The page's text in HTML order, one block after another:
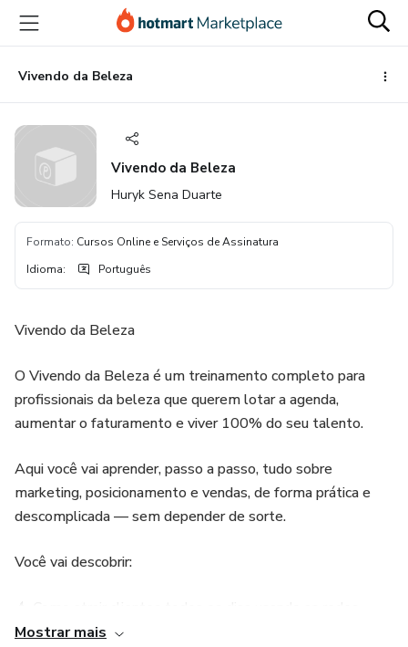
para
conteúdo
principal
para
pagamento
para
rodapé
Vivendo da Beleza
Vivendo da Beleza
Huryk Sena Duarte
Formato: Cursos Online e Serviços de Assinatura
Idioma: Português
Vivendo da Beleza
O Vivendo da Beleza é um treinamento completo para
profissionais da beleza que querem lotar a agenda,
aumentar o faturamento e viver 100% do seu talento.
Aqui você vai aprender, passo a passo, tudo sobre
marketing, posicionamento e vendas, de forma prática e
descomplicada — sem depender de sorte.
Você vai descobrir:
sociais.
Mostrar mais